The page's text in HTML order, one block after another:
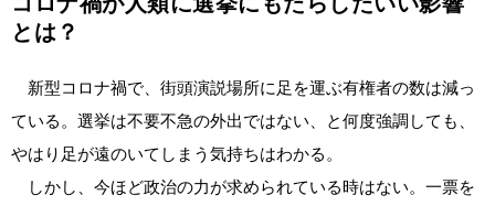
とは？
新型コロナ禍で、街頭演説場所に足を運ぶ有権者の数は減っ
ている。選挙は不要不急の外出ではない、と何度強調しても、
やはり足が遠のいてしまう気持ちはわかる。
しかし、今ほど政治の力が求められている時はない。一票を